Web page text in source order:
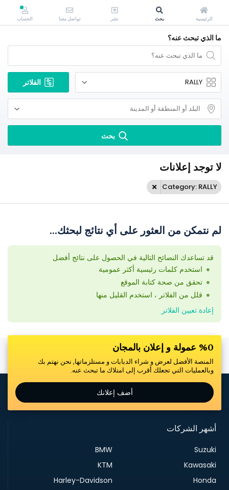
ما الذي تبحث عنه؟
الفلاتر
بحث
لا توجد إعلانات
Category: RALLY
لم نتمكن من العثور على أي نتائج لبحثك...
قد تساعدك النصائح التالية في الحصول على نتائج أفضل
استخدم كلمات رئيسية أكثر عمومية
تحقق من صحة كتابة الموقع
قلل من الفلاتر ، استخدم القليل منها
إعادة تعيين الفلاتر
%0 عمولة و إعلان بالمجان
المنصة الأفضل لعرض و شراء الدبابات و مستلزماتها, نحن نهتم بك
وبالعمليات التي تجعلك أقرب إلى امتلاك ما تبحث عنه.
أضف إعلانك
أشهر الشركات
Suzuki
BMW
Kawasaki
KTM
Honda
Harley-Davidson
الرئيسية بحث نشر تواصل معنا الحساب